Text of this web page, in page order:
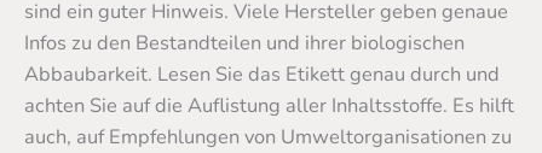
sind ein guter Hinweis. Viele Hersteller geben genaue
Infos zu den Bestandteilen und ihrer biologischen
Abbaubarkeit. Lesen Sie das Etikett genau durch und
achten Sie auf die Auflistung aller Inhaltsstoffe. Es hilft
auch, auf Empfehlungen von Umweltorganisationen zu